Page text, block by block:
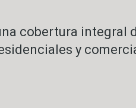
cobertura integral
y